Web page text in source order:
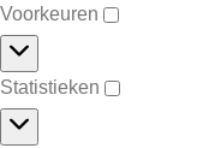
Voorkeuren
Statistieken